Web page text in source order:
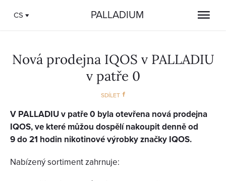
CS PALLADIUM
Nová prodejna IQOS v PALLADIU
v patře 0
SDÍLET
V PALLADIU v patře 0 byla otevřena nová prodejna
IQOS, ve které můžou dospělí nakoupit denně od
9 do 21 hodin nikotinové výrobky značky IQOS.
Nabízený sortiment zahrnuje: